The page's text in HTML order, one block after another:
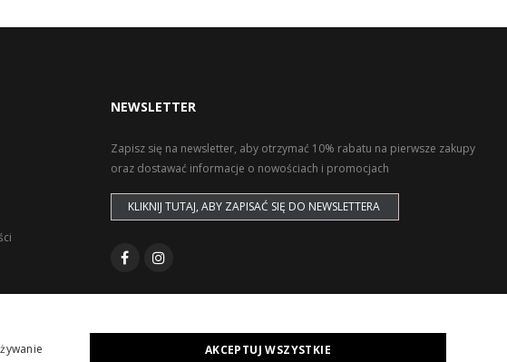
NEWSLETTER
Zapisz się na newsletter, aby otrzymać 10% rabatu na pierwsze zakupy
oraz dostawać informacje o nowościach i promocjach
KLIKNIJ TUTAJ, ABY ZAPISAĆ SIĘ DO NEWSLETTERA
AKCEPTUJ WSZYSTKIE